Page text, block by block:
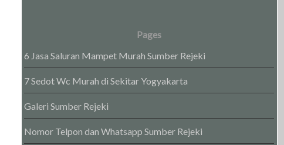
Pages
6 Jasa Saluran Mampet Murah Sumber Rejeki
7 Sedot Wc Murah di Sekitar Yogyakarta
Galeri Sumber Rejeki
Nomor Telpon dan Whatsapp Sumber Rejeki